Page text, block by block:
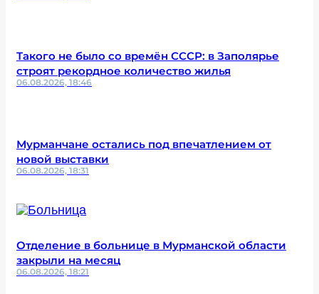
Такого не было со времён СССР: в Заполярье
строят рекордное количество жилья
06.08.2026, 18:46
Мурманчане остались под впечатлением от
новой выставки
06.08.2026, 18:31
Отделение в больнице в Мурманской области
закрыли на месяц
06.08.2026, 18:21